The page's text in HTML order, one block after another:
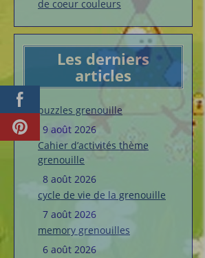
de coeur couleurs
Les derniers
articles
puzzles grenouille
9 août 2026
Cahier d’activités thème
grenouille
8 août 2026
cycle de vie de la grenouille
7 août 2026
memory grenouilles
6 août 2026